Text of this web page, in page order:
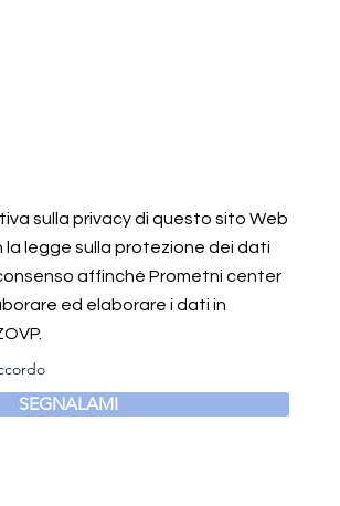
sulla privacy di questo sito Web
la legge sulla protezione dei dati
affinché Prometni center
ed elaborare i dati in
SEGNALAMI